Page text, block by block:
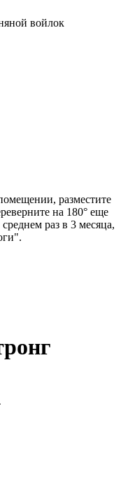
войлок
разместите
на 180° еще
раз в 3 месяца,